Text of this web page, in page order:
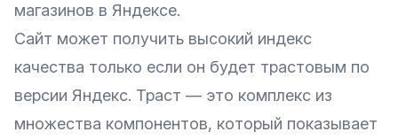
магазинов в Яндексе.
Сайт может получить высокий индекс
качества только если он будет трастовым по
версии Яндекс. Траст — это комплекс из
множества компонентов, который показывает